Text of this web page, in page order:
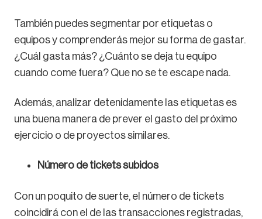
También puedes segmentar por etiquetas o
equipos y comprenderás mejor su forma de gastar.
¿Cuál gasta más? ¿Cuánto se deja tu equipo
cuando come fuera? Que no se te escape nada.
Además, analizar detenidamente las etiquetas es
una buena manera de prever el gasto del próximo
ejercicio o de proyectos similares.
Número de tickets subidos
Con un poquito de suerte, el número de tickets
coincidirá con el de las transacciones registradas,